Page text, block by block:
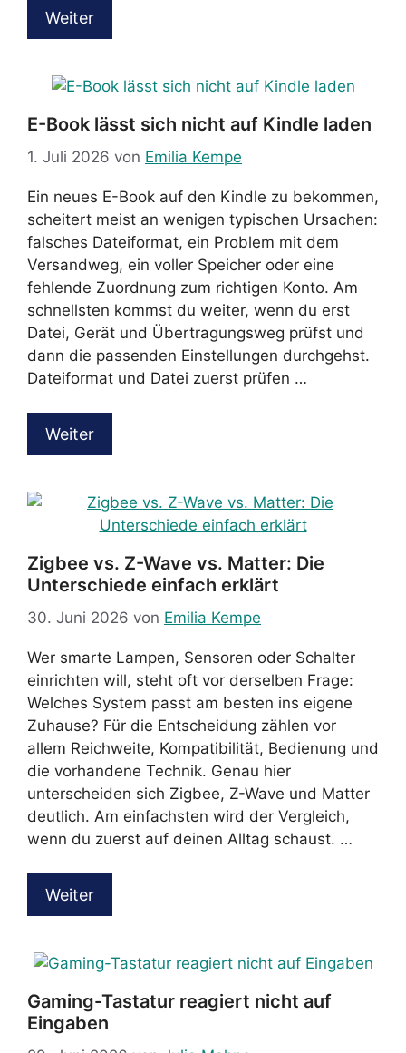
Weiter
E-Book lässt sich nicht auf Kindle laden
1. Juli 2026 von Emilia Kempe
Ein neues E-Book auf den Kindle zu bekommen,
scheitert meist an wenigen typischen Ursachen:
falsches Dateiformat, ein Problem mit dem
Versandweg, ein voller Speicher oder eine
fehlende Zuordnung zum richtigen Konto. Am
schnellsten kommst du weiter, wenn du erst
Datei, Gerät und Übertragungsweg prüfst und
dann die passenden Einstellungen durchgehst.
Dateiformat und Datei zuerst prüfen …
Weiter
Zigbee vs. Z-Wave vs. Matter: Die
Unterschiede einfach erklärt
30. Juni 2026 von Emilia Kempe
Wer smarte Lampen, Sensoren oder Schalter
einrichten will, steht oft vor derselben Frage:
Welches System passt am besten ins eigene
Zuhause? Für die Entscheidung zählen vor
allem Reichweite, Kompatibilität, Bedienung und
die vorhandene Technik. Genau hier
unterscheiden sich Zigbee, Z-Wave und Matter
deutlich. Am einfachsten wird der Vergleich,
wenn du zuerst auf deinen Alltag schaust. …
Weiter
Gaming-Tastatur reagiert nicht auf
Eingaben